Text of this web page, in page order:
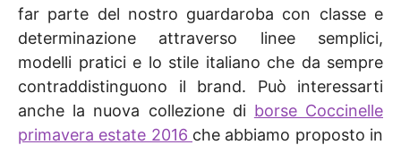
far parte del nostro guardaroba con classe e
determinazione attraverso linee semplici,
modelli pratici e lo stile italiano che da sempre
contraddistinguono il brand. Può interessarti
anche la nuova collezione di borse Coccinelle
primavera estate 2016 che abbiamo proposto in